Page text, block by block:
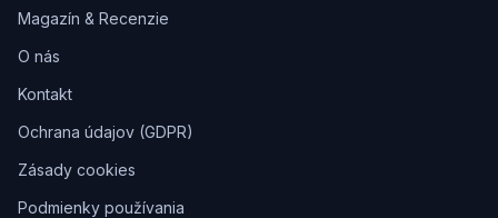
Magazín & Recenzie
O nás
Kontakt
Ochrana údajov (GDPR)
Zásady cookies
Podmienky používania